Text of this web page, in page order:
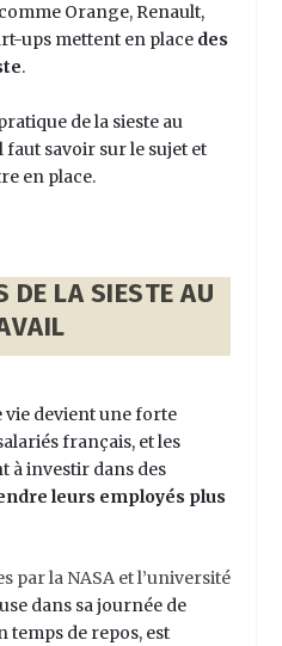
Orange, Renault,
ups mettent en place des
.
de la sieste au
faut savoir sur le sujet et
en place.
DE LA SIESTE AU
vie devient une forte
français, et les
à investir dans des
leurs employés plus
par la NASA et l’université
dans sa journée de
temps de repos, est